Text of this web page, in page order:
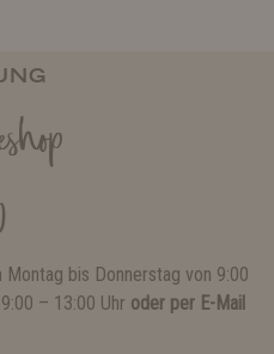
bis Donnerstag von 9:00
– 13:00 Uhr oder per E-Mail